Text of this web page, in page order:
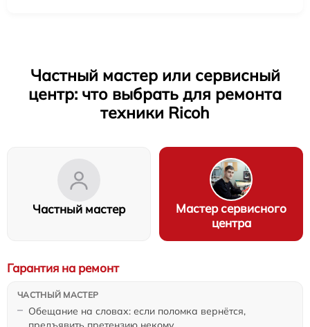
Частный мастер или сервисный
центр: что выбрать для ремонта
техники Ricoh
Частный мастер
Мастер сервисного
центра
Обещание на словах: если поломка вернётся,
Гарантия на ремонт